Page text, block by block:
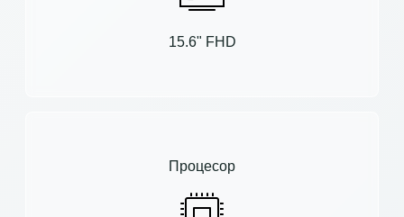
15.6" FHD
Процесор